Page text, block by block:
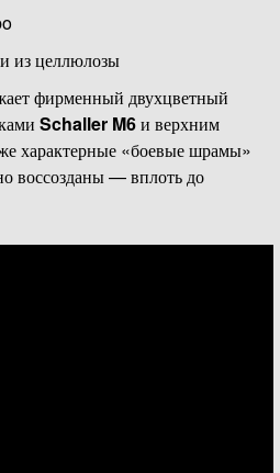
из целлюлозы
фирменный двухцветный
Schaller M6и верхним
характерные «боевые шрамы»
воссозданы — вплоть до